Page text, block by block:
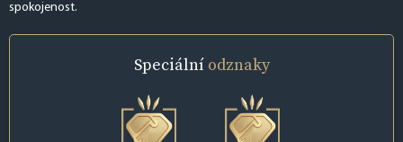
spokojenost.
Speciální odznaky